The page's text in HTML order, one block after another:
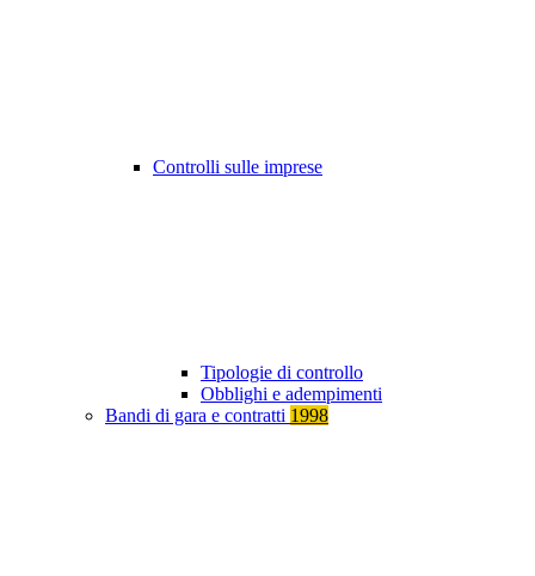
Controlli sulle imprese
Tipologie di controllo
Obblighi e adempimenti
Bandi di gara e contratti 1998